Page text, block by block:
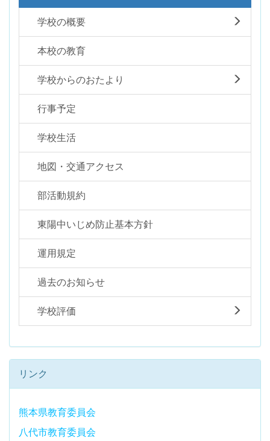
学校の概要
本校の教育
学校からのおたより
行事予定
学校生活
地図・交通アクセス
部活動規約
東陽中いじめ防止基本方針
運用規定
過去のお知らせ
学校評価
リンク
熊本県教育委員会
八代市教育委員会